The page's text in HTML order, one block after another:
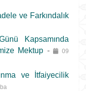
ve Farkındalık
Kapsamında
Mektup -
09
ve İtfaiyecilik